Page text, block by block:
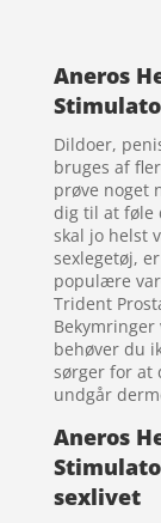
Aneros
Dildoer,
bruges af
prøve noget
dig til at føle
skal jo helst
sexlegetøj,
populære
Trident
behøver du
sørger for at
undgår
Aneros
sexlivet